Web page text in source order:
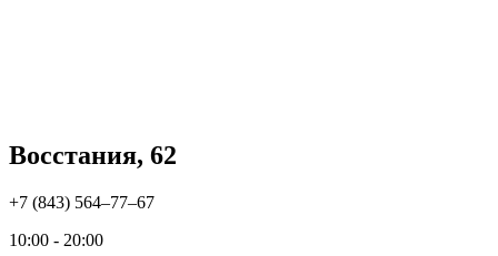
Восстания, 62
+7 (843) 564‒77‒67
10:00 - 20:00